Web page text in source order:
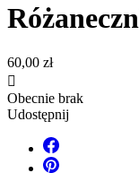
60,00 zł

Obecnie brak
Udostępnij